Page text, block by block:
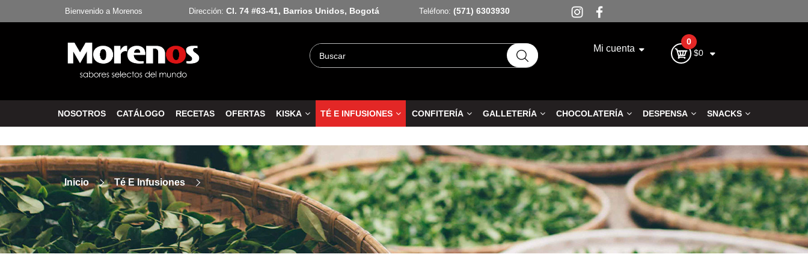
Bienvenido a Morenos Dirección: Cl. 74 #63-41, Barrios Unidos, Bogotá Teléfono: (571) 6303930
Mi cuenta $0
0
NOSOTROS CATÁLOGO RECETAS OFERTAS KISKA TÉ E INFUSIONES CONFITERÍA GALLETERÍA CHOCOLATERÍA DESPENSA SNACKS
Inicio Té E Infusiones